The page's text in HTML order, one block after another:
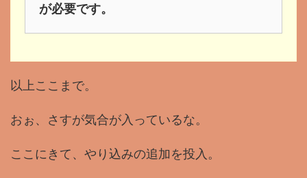
が必要です。
以上ここまで。
おぉ、さすが気合が入っているな。
ここにきて、やり込みの追加を投入。